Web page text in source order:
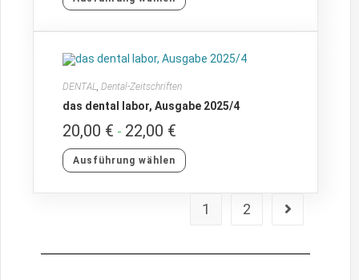
DENTAL ,Dental-Zeitschriften
das dental labor, Ausgabe 2025/4
20,00 € - 22,00 €
Ausführung wählen
1 2